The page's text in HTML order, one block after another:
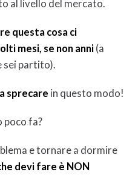
al livello del mercato.
questa cosa ci
mesi, se non anni (a
sei partito).
sprecare in questo modo!
poco fa?
e tornare a dormire
devi fare è NON